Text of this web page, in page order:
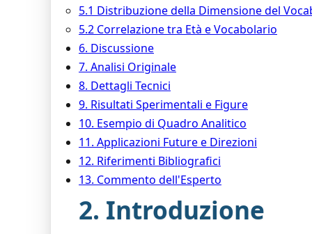
5.1 Distribuzione della Dimensione del
5.2 Correlazione tra Età e Vocabolario
6. Discussione
7. Analisi Originale
8. Dettagli Tecnici
9. Risultati Sperimentali e Figure
10. Esempio di Quadro Analitico
11. Applicazioni Future e Direzioni
12. Riferimenti Bibliografici
13. Commento dell'Esperto
2. Introduzione